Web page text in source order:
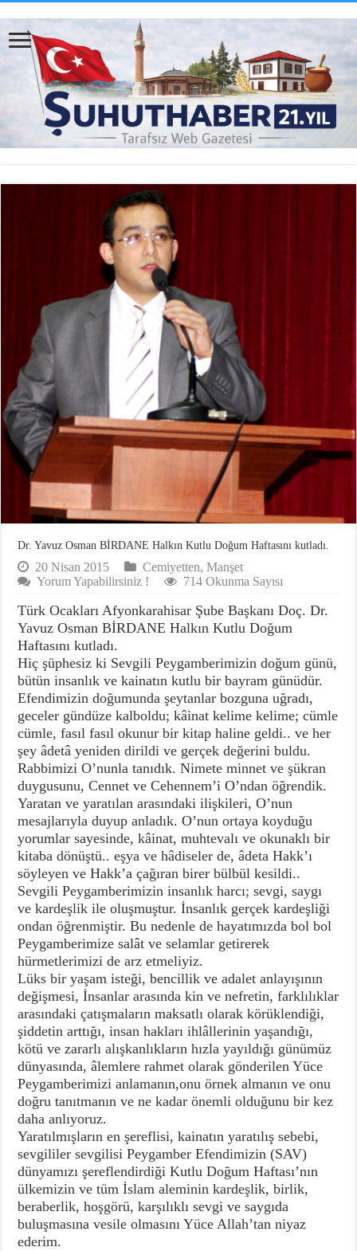
Dr. Yavuz Osman BİRDANE Halkın Kutlu Doğum Haftasını kutladı.
20 Nisan 2015 Cemiyetten,Manşet
Yorum Yapabilirsiniz !
714 Okunma Sayısı
Türk Ocakları Afyonkarahisar Şube Başkanı Doç. Dr.
Yavuz Osman BİRDANE Halkın Kutlu Doğum
Haftasını kutladı.
Hiç şüphesiz ki Sevgili Peygamberimizin doğum günü,
bütün insanlık ve kainatın kutlu bir bayram günüdür.
Efendimizin doğumunda şeytanlar bozguna uğradı,
geceler gündüze kalboldu; kâinat kelime kelime; cümle
cümle, fasıl fasıl okunur bir kitap haline geldi.. ve her
şey âdetâ yeniden dirildi ve gerçek değerini buldu.
Rabbimizi O’nunla tanıdık. Nimete minnet ve şükran
duygusunu, Cennet ve Cehennem’i O’ndan öğrendik.
Yaratan ve yaratılan arasındaki ilişkileri, O’nun
mesajlarıyla duyup anladık. O’nun ortaya koyduğu
yorumlar sayesinde, kâinat, muhtevalı ve okunaklı bir
kitaba dönüştü.. eşya ve hâdiseler de, âdeta Hakk’ı
söyleyen ve Hakk’a çağıran birer bülbül kesildi..
Sevgili Peygamberimizin insanlık harcı; sevgi, saygı
ve kardeşlik ile oluşmuştur. İnsanlık gerçek kardeşliği
ondan öğrenmiştir. Bu nedenle de hayatımızda bol bol
Peygamberimize salât ve selamlar getirerek
hürmetlerimizi de arz etmeliyiz.
Lüks bir yaşam isteği, bencillik ve adalet anlayışının
değişmesi, İnsanlar arasında kin ve nefretin, farklılıklar
arasındaki çatışmaların maksatlı olarak körüklendiği,
şiddetin arttığı, insan hakları ihlâllerinin yaşandığı,
kötü ve zararlı alışkanlıkların hızla yayıldığı günümüz
dünyasında, âlemlere rahmet olarak gönderilen Yüce
Peygamberimizi anlamanın,onu örnek almanın ve onu
doğru tanıtmanın ve ne kadar önemli olduğunu bir kez
daha anlıyoruz.
Yaratılmışların en şereflisi, kainatın yaratılış sebebi,
sevgililer sevgilisi Peygamber Efendimizin (SAV)
dünyamızı şereflendirdiği Kutlu Doğum Haftası’nın
ülkemizin ve tüm İslam aleminin kardeşlik, birlik,
beraberlik, hoşgörü, karşılıklı sevgi ve saygıda
buluşmasına vesile olmasını Yüce Allah’tan niyaz
ederim.